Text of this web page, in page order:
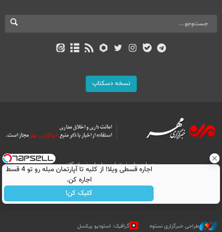
نسخه دسکتاپ
درباره ما تماس با ما
بازرگانی
All Content by Mehr News Agency is licensed under a Creative Commons
Attribution 4.0 International License.
طراحی خبرگزاری نستوه گرافیک: استودیو پیکسل
اجاره‌ قسطی ویلا! از کلبه تا آپارتمان مبله رو تو 4 قسط
اجاره کن.
کلیک کن!